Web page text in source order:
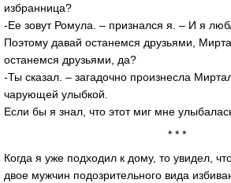
избранница?
-Ее зовут Ромула. – признался я. – И я
Поэтому давай останемся друзьями,
останемся друзьями, да?
-Ты сказал. – загадочно произнесла
чарующей улыбкой.
Если бы я знал, что этот миг мне
* * *
Когда я уже подходил к дому, то увидел,
двое мужчин подозрительного вида